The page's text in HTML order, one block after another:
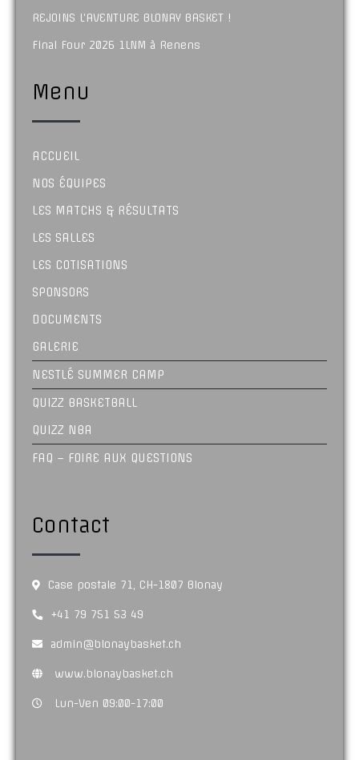
REJOINS L’AVENTURE BLONAY BASKET !
Final Four 2026 1LNM à Renens
Menu
ACCUEIL
NOS ÉQUIPES
LES MATCHS & RÉSULTATS
LES SALLES
LES COTISATIONS
SPONSORS
DOCUMENTS
GALERIE
NESTLÉ SUMMER CAMP
QUIZZ BASKETBALL
QUIZZ NBA
FAQ – FOIRE AUX QUESTIONS
Contact
Case postale 71, CH-1807 Blonay
+41 79 751 53 49
admin@blonaybasket.ch
www.blonaybasket.ch
Lun-Ven 09:00-17:00